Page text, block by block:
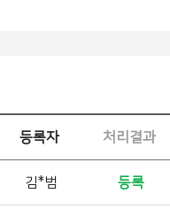
등록자 처리결과
김*범 등록